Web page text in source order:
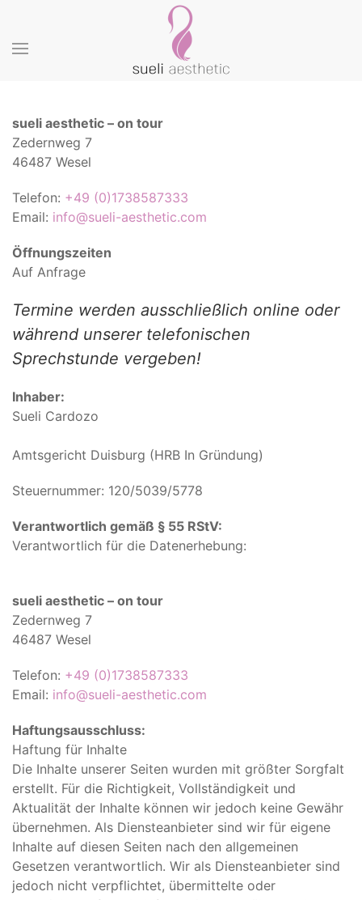
sueli aesthetic – on tour
Zedernweg 7
46487 Wesel
Telefon: +49 (0)1738587333
Email: info@sueli-aesthetic.com
Öffnungszeiten
Auf Anfrage
Termine werden ausschließlich online oder
während unserer telefonischen
Sprechstunde vergeben!
Inhaber:
Sueli Cardozo
Amtsgericht Duisburg (HRB In Gründung)
Steuernummer: 120/5039/5778
Verantwortlich gemäß § 55 RStV:
Verantwortlich für die Datenerhebung:
sueli aesthetic – on tour
Zedernweg 7
46487 Wesel
Telefon: +49 (0)1738587333
Email: info@sueli-aesthetic.com
Haftungsausschluss:
Haftung für Inhalte
Die Inhalte unserer Seiten wurden mit größter Sorgfalt
erstellt. Für die Richtigkeit, Vollständigkeit und
Aktualität der Inhalte können wir jedoch keine Gewähr
übernehmen. Als Diensteanbieter sind wir für eigene
Inhalte auf diesen Seiten nach den allgemeinen
Gesetzen verantwortlich. Wir als Diensteanbieter sind
jedoch nicht verpflichtet, übermittelte oder